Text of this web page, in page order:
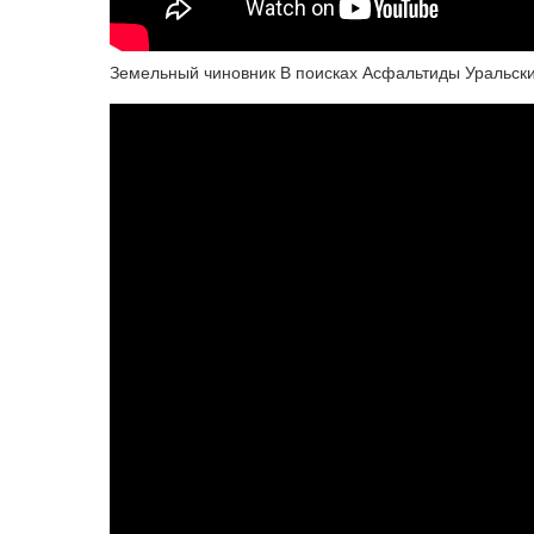
Земельный чиновник В поисках Асфальтиды